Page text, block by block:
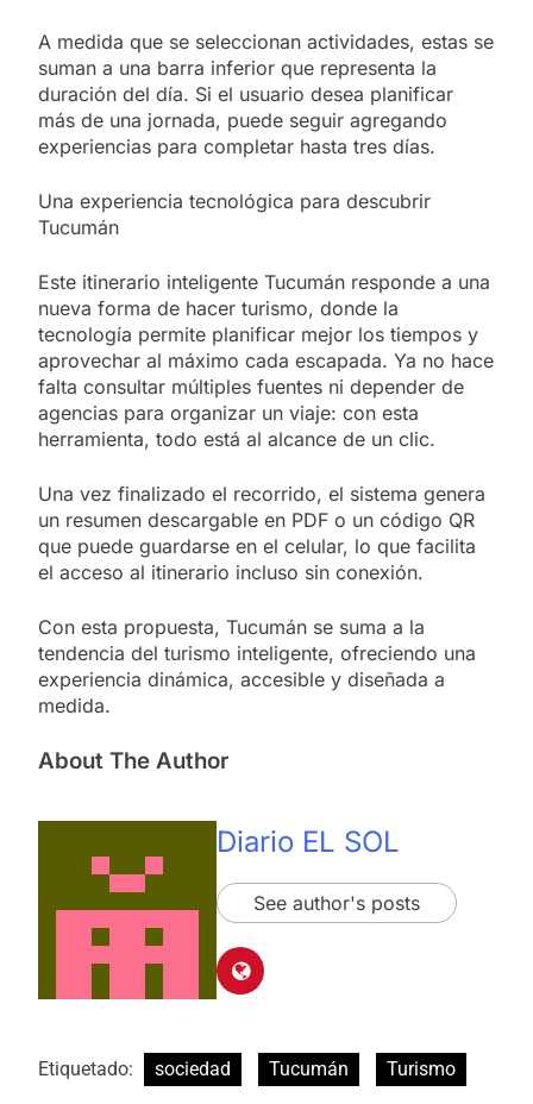
A medida que se seleccionan actividades, estas se
suman a una barra inferior que representa la
duración del día. Si el usuario desea planificar
más de una jornada, puede seguir agregando
experiencias para completar hasta tres días.
Una experiencia tecnológica para descubrir
Tucumán
Este itinerario inteligente Tucumán responde a una
nueva forma de hacer turismo, donde la
tecnología permite planificar mejor los tiempos y
aprovechar al máximo cada escapada. Ya no hace
falta consultar múltiples fuentes ni depender de
agencias para organizar un viaje: con esta
herramienta, todo está al alcance de un clic.
Una vez finalizado el recorrido, el sistema genera
un resumen descargable en PDF o un código QR
que puede guardarse en el celular, lo que facilita
el acceso al itinerario incluso sin conexión.
Con esta propuesta, Tucumán se suma a la
tendencia del turismo inteligente, ofreciendo una
experiencia dinámica, accesible y diseñada a
medida.
About The Author
Diario EL SOL
See author's posts
Etiquetado: sociedad Tucumán Turismo